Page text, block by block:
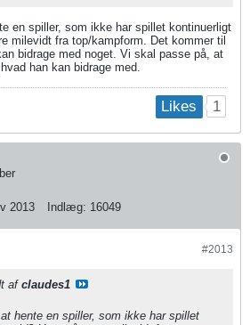
en spiller, som ikke har spillet kontinuerligt
milevidt fra top/kampform. Det kommer til
bidrage med noget. Vi skal passe på, at
han kan bidrage med.
Likes 1
2013 Indlæg: 16049
#2013
af claudes1
hente en spiller, som ikke har spillet